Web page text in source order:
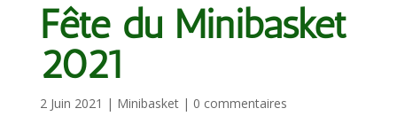
Fête du Minibasket
2021
2 Juin 2021 | Minibasket| 0 commentaires